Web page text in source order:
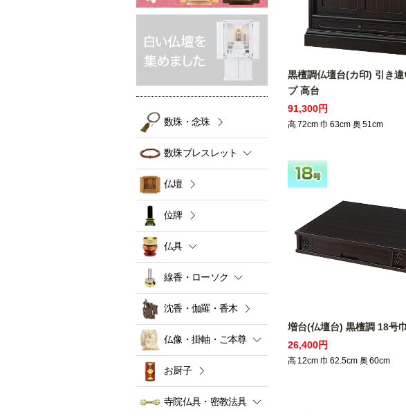
黒檀調仏壇台(カ印) 引き違
プ 高台
91,300円
高72cm 巾 63cm 奥51cm
増台(仏壇台) 黒檀調 18号
26,400円
高 12cm 巾 62.5cm 奥60cm
数珠・念珠
数珠ブレスレット
仏壇
位牌
仏具
線香・ローソク
沈香・伽羅・香木
仏像・掛軸・ご本尊
お厨子
寺院仏具・密教法具